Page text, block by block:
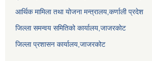
आर्थिक मामिला तथा योजना मन्त्रालय,कर्णाली प्रदेश
जिल्ला समन्वय समितिको कार्यालय,जाजरकाेट
जिल्ला प्रशासन कार्यालय,जाजरकोट